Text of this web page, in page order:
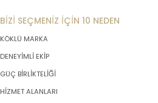
BİZİ SEÇMENİZ İÇİN 10 NEDEN
KÖKLÜ MARKA
DENEYİMLİ EKİP
GÜÇ BİRLİKTELİĞİ
HİZMET ALANLARI